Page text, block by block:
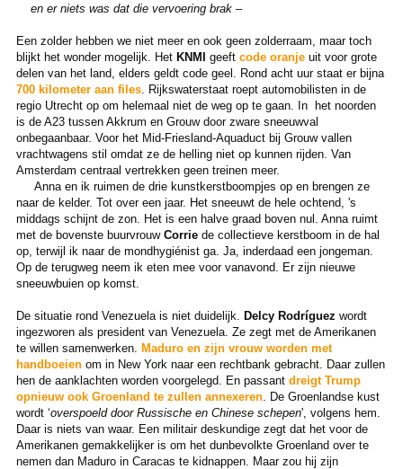
en er niets was dat die vervoering brak –
Een zolder hebben we niet meer en ook geen zolderraam, maar toch
blijkt het wonder mogelijk. Het KNMI geeft code oranjeuit voor grote
delen van het land, elders geldt code geel. Rond acht uur staat er bijna
700 kilometer aan files. Rijkswaterstaat roept automobilisten in de
regio Utrecht op om helemaal niet de weg op te gaan. In het noorden
is de A23 tussen Akkrum en Grouw door zware sneeuwval
onbegaanbaar. Voor het Mid-Friesland-Aquaduct bij Grouw vallen
vrachtwagens stil omdat ze de helling niet op kunnen rijden. Van
Amsterdam centraal vertrekken geen treinen meer.
Anna en ik ruimen de drie kunstkerstboompjes op en brengen ze
naar de kelder. Tot over een jaar. Het sneeuwt de hele ochtend, 's
middags schijnt de zon. Het is een halve graad boven nul. Anna ruimt
met de bovenste buurvrouw Corriede collectieve kerstboom in de hal
op, terwijl ik naar de mondhygiénist ga. Ja, inderdaad een jongeman.
Op de terugweg neem ik eten mee voor vanavond. Er zijn nieuwe
sneeuwbuien op komst.
De situatie rond Venezuela is niet duidelijk. Delcy Rodríguez wordt
ingezworen als president van Venezuela. Ze zegt met de Amerikanen
te willen samenwerken. Maduro en zijn vrouw worden met
handboeienom in New York naar een rechtbank gebracht. Daar zullen
hen de aanklachten worden voorgelegd. En passant dreigt Trump
opnieuw ook Groenland te zullen annexeren. De Groenlandse kust
wordt ‘overspoeld door Russische en Chinese schepen', volgens hem.
Daar is niets van waar. Een militair deskundige zegt dat het voor de
Amerikanen gemakkelijker is om het dunbevolkte Groenland over te
nemen dan Maduro in Caracas te kidnappen. Maar zou hij zijn